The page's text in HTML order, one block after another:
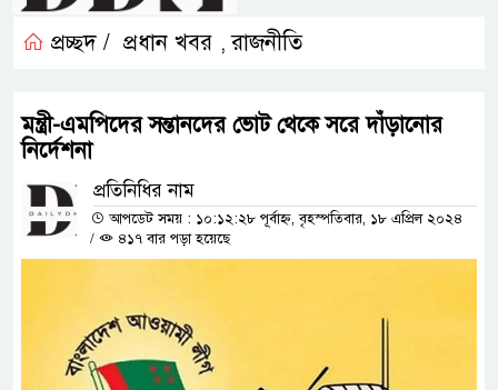
প্রচ্ছদ / প্রধান খবর ,রাজনীতি
মন্ত্রী-এমপিদের সন্তানদের ভোট থেকে সরে দাঁড়ানোর
নির্দেশনা
প্রতিনিধির নাম
আপডেট সময় : ১০:১২:২৮ পূর্বাহ্ন, বৃহস্পতিবার, ১৮ এপ্রিল ২০২৪
/
৪১৭ বার পড়া হয়েছে